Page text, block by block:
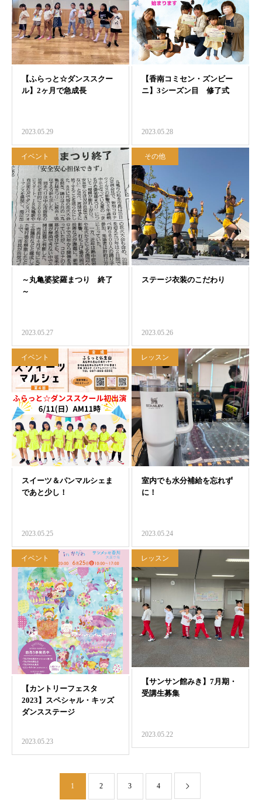
2023.05.29 2023.05.28
イベント
2023.05.27
その他
2023.05.26
イベント
2023.05.25
レッスン
2023.05.24
イベント
2023.05.23
レッスン
2023.05.22
1 2 3 4